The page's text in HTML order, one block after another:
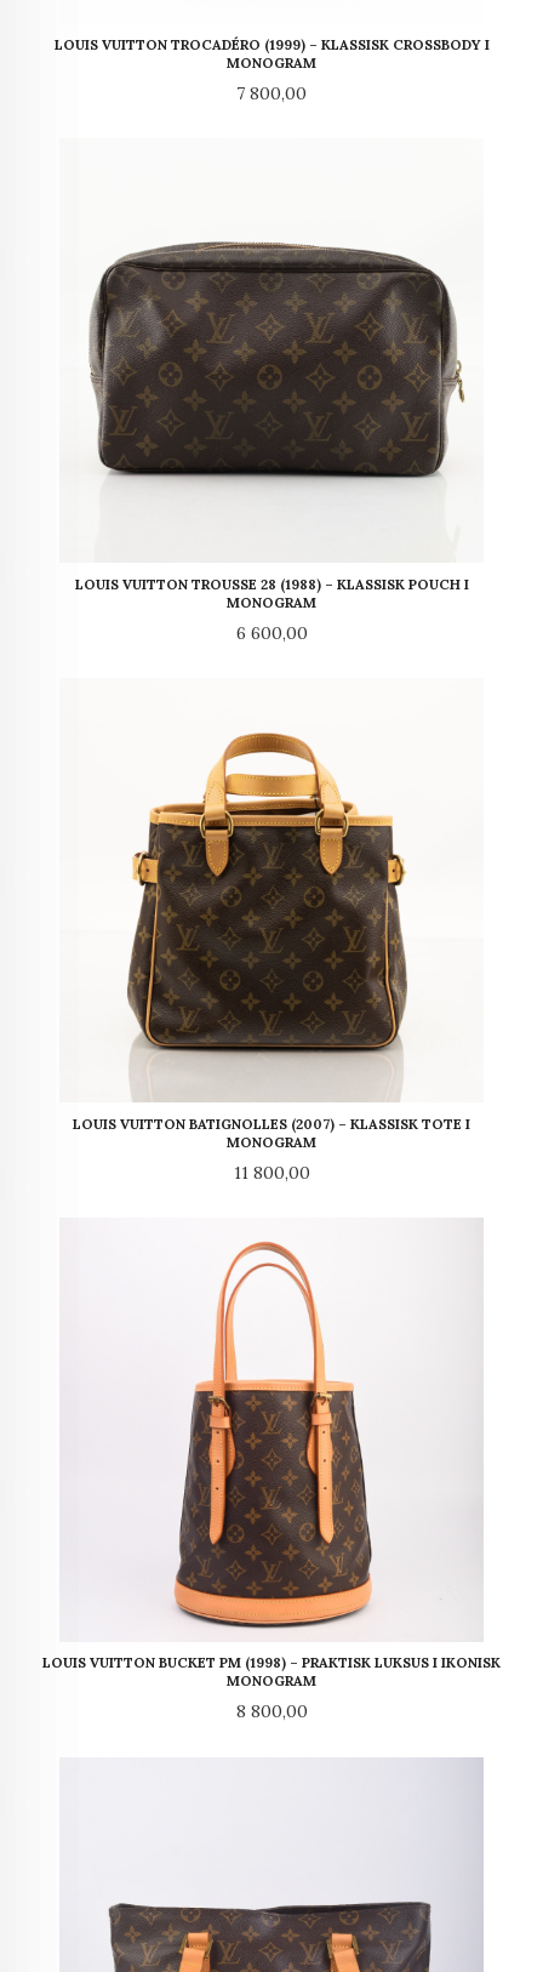
LOUIS VUITTON TROCADÉRO (1999) – KLASSISK CROSSBODY I
MONOGRAM
Pris
7 800,00
LOUIS VUITTON TROUSSE 28 (1988) – KLASSISK POUCH I
MONOGRAM
Pris
6 600,00
LOUIS VUITTON BATIGNOLLES (2007) – KLASSISK TOTE I
MONOGRAM
Pris
11 800,00
LOUIS VUITTON BUCKET PM (1998) – PRAKTISK LUKSUS I IKONISK
MONOGRAM
Pris
8 800,00